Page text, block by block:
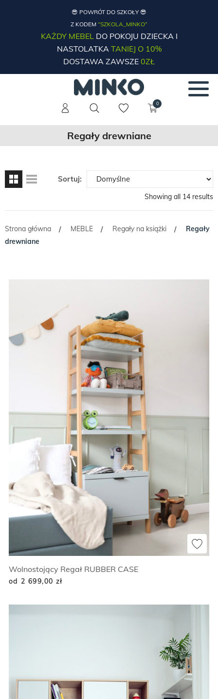
😎 POWRÓT DO SZKOŁY 😎
Z KODEM “SZKOLA_MINKO”
KAŻDY MEBELDO POKOJU DZIECKA I
NASTOLATKATANIEJ O 10%
DOSTAWA ZAWSZE 0ZŁ
0
Regały drewniane
Sortuj:
Showing all 14 results
Strona główna / MEBLE / Regały na książki /
Regały
drewniane
Wolnostojący Regał RUBBER CASE
od 2 699,00 zł